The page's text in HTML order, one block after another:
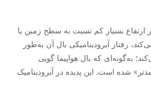
ارتفاع بسیار کم نسبت به سطح زمین یا
رفتار آیرودینامیکی بال آن به‌طور
به‌گونه‌ای که بال هواپیما گویی
شده است. این پدیده در آیرودینامیک